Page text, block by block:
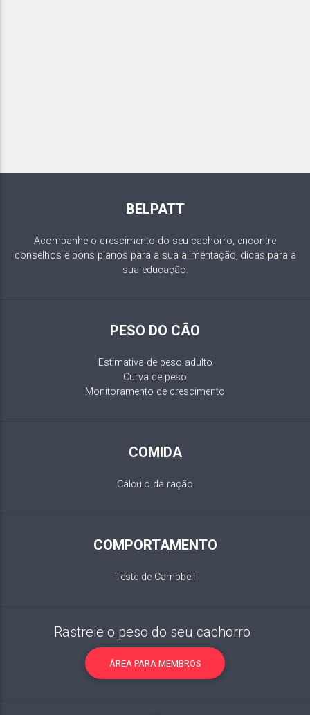
BELPATT
Acompanhe o crescimento do seu cachorro, encontre
conselhos e bons planos para a sua alimentação, dicas para a
sua educação.
PESO DO CÃO
Estimativa de peso adulto
Curva de peso
Monitoramento de crescimento
COMIDA
Cálculo da ração
COMPORTAMENTO
Teste de Campbell
Rastreie o peso do seu cachorro
ÁREA PARA MEMBROS